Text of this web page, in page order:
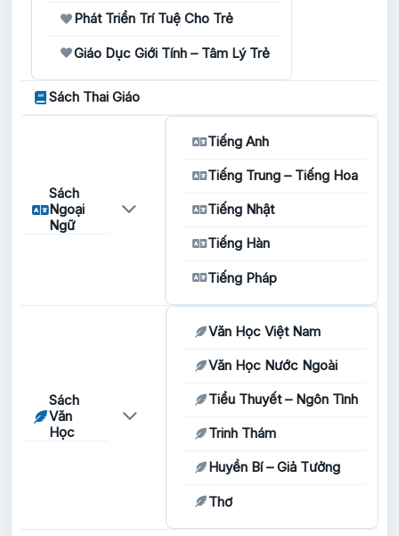
Phát Triển Trí Tuệ Cho Trẻ
Giáo Dục Giới Tính – Tâm Lý Trẻ
Sách Thai Giáo
Sách
Ngoại
Ngữ
Tiếng Anh
Tiếng Trung – Tiếng Hoa
Tiếng Nhật
Tiếng Hàn
Tiếng Pháp
Sách
Văn
Học
Văn Học Việt Nam
Văn Học Nước Ngoài
Tiểu Thuyết – Ngôn Tình
Trinh Thám
Huyền Bí – Giả Tưởng
Thơ